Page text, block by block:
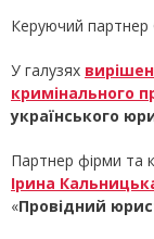
Керуючий партнер
У галузях
кримінального
українського
Партнер фірми та
Ірина
«Провідний